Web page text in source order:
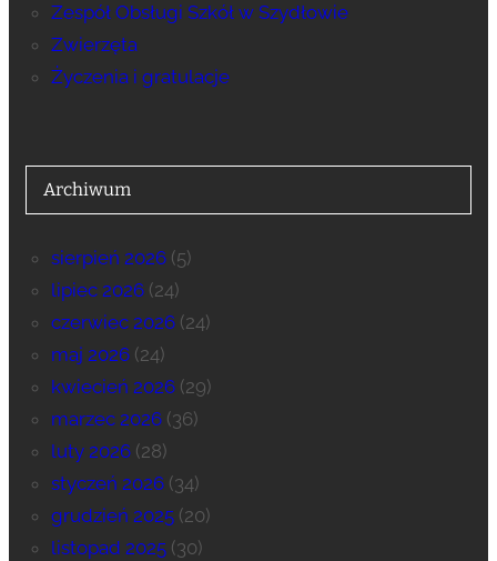
Zespół Obsługi Szkół w Szydłowie
Zwierzęta
Życzenia i gratulacje
Archiwum
sierpień 2026(5)
lipiec 2026(24)
czerwiec 2026(24)
maj 2026(24)
kwiecień 2026(29)
marzec 2026(36)
luty 2026(28)
styczeń 2026(34)
grudzień 2025(20)
listopad 2025(30)